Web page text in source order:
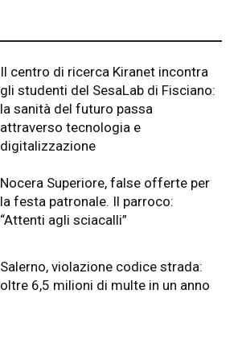
Il centro di ricerca Kiranet incontra
gli studenti del SesaLab di Fisciano:
la sanità del futuro passa
attraverso tecnologia e
digitalizzazione
Nocera Superiore, false offerte per
la festa patronale. Il parroco:
“Attenti agli sciacalli”
Salerno, violazione codice strada:
oltre 6,5 milioni di multe in un anno